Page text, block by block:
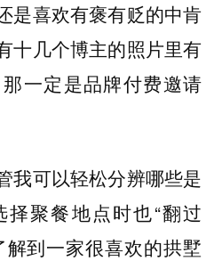
是喜欢有褒有贬的中肯
十几个博主的照片里有
一定是品牌付费邀请
我可以轻松分辨哪些是
聚餐地点时也“翻过
解到一家很喜欢的拱墅